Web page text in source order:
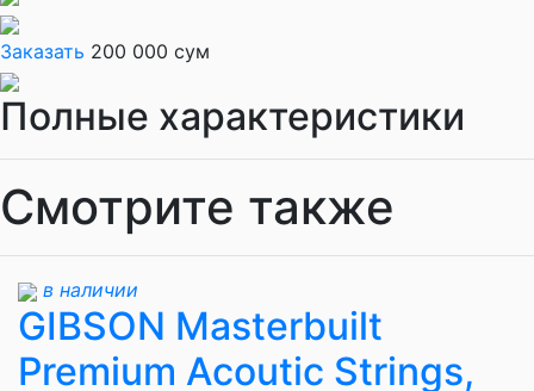
Заказать 200 000 сум
Полные характеристики
Смотрите также
в наличии
GIBSON Masterbuilt
Premium Acoutic Strings,